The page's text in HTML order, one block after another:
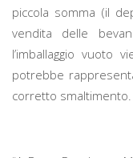
piccola somma (il
vendita delle
l’imballaggio vuoto
potrebbe
corretto smaltimento.